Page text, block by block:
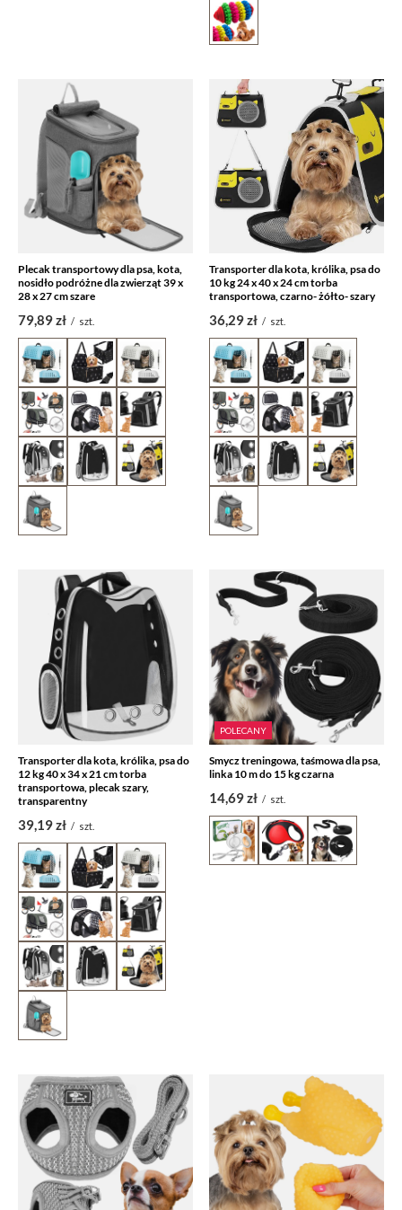
Plecak transportowy dla psa, kota,
nosidło podróżne dla zwierząt 39 x
28 x 27 cm szare
79,89 zł / szt.
Transporter dla kota, królika, psa do
10 kg 24 x 40 x 24 cm torba
transportowa, czarno- żółto- szary
36,29 zł / szt.
Transporter dla kota, królika, psa do
12 kg 40 x 34 x 21 cm torba
transportowa, plecak szary,
transparentny
39,19 zł / szt.
POLECANY
Smycz treningowa, taśmowa dla psa,
linka 10 m do 15 kg czarna
14,69 zł / szt.